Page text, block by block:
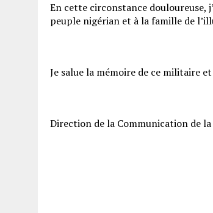
En cette circonstance douloureuse,
peuple nigérian et à la famille de
Je salue la mémoire de ce militaire
Direction de la Communication de la